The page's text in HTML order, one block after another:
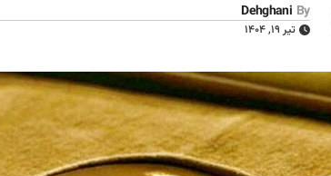
By
Dehghani
تیر ۱۹, ۱۴۰۴